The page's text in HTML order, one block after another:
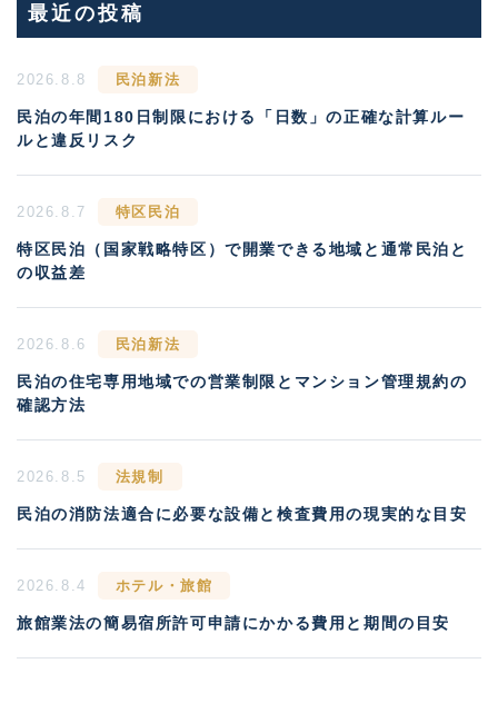
最近の投稿
2026.8.8 民泊新法
民泊の年間180日制限における「日数」の正確な計算ルー
ルと違反リスク
2026.8.7 特区民泊
特区民泊（国家戦略特区）で開業できる地域と通常民泊と
の収益差
2026.8.6 民泊新法
民泊の住宅専用地域での営業制限とマンション管理規約の
確認方法
2026.8.5 法規制
民泊の消防法適合に必要な設備と検査費用の現実的な目安
2026.8.4 ホテル・旅館
旅館業法の簡易宿所許可申請にかかる費用と期間の目安